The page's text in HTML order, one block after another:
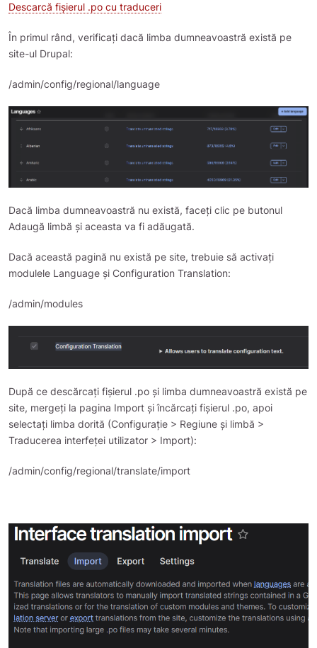
Descarcă fișierul .po cu traduceri
În primul rând, verificați dacă limba dumneavoastră există pe
site-ul Drupal:
/admin/config/regional/language
Dacă limba dumneavoastră nu există, faceți clic pe butonul
Adaugă limbă și aceasta va fi adăugată.
Dacă această pagină nu există pe site, trebuie să activați
modulele Language și Configuration Translation:
/admin/modules
După ce descărcați fișierul .po și limba dumneavoastră există pe
site, mergeți la pagina Import și încărcați fișierul .po, apoi
selectați limba dorită (Configurație > Regiune și limbă >
Traducerea interfeței utilizator > Import):
/admin/config/regional/translate/import